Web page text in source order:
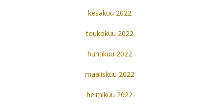
kesäkuu 2022
toukokuu 2022
huhtikuu 2022
maaliskuu 2022
helmikuu 2022